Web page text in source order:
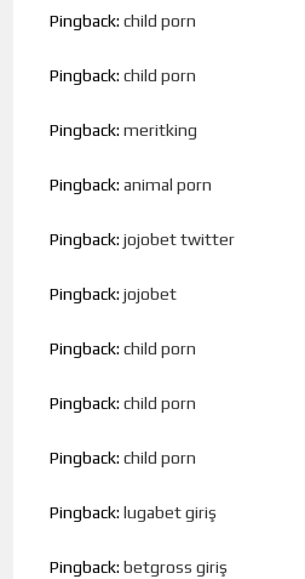
Pingback:child porn
Pingback:child porn
Pingback:meritking
Pingback:animal porn
Pingback:jojobet twitter
Pingback:jojobet
Pingback:child porn
Pingback:child porn
Pingback:child porn
Pingback:lugabet giriş
Pingback:betgross giriş